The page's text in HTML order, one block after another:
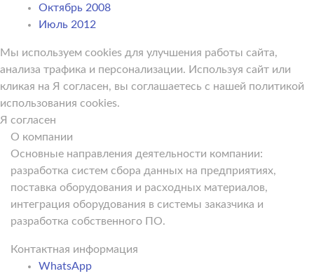
Октябрь 2008
Июль 2012
Мы используем cookies для улучшения работы сайта,
анализа трафика и персонализации. Используя сайт или
кликая на Я согласен, вы соглашаетесь с нашей политикой
использования cookies.
Я согласен
О компании
Основные направления деятельности компании:
разработка систем сбора данных на предприятиях,
поставка оборудования и расходных материалов,
интеграция оборудования в системы заказчика и
разработка собственного ПО.
Контактная информация
WhatsApp